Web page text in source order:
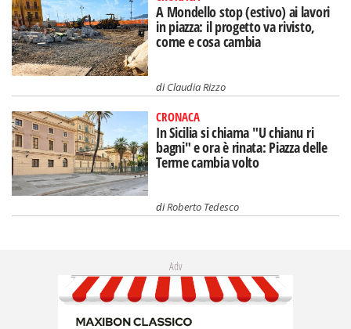
A Mondello stop (estivo) ai lavori
in piazza: il progetto va rivisto,
come e cosa cambia
diClaudia Rizzo
CRONACA
In Sicilia si chiama "U chianu ri
bagni" e ora è rinata: Piazza delle
Terme cambia volto
diRoberto Tedesco
Adv